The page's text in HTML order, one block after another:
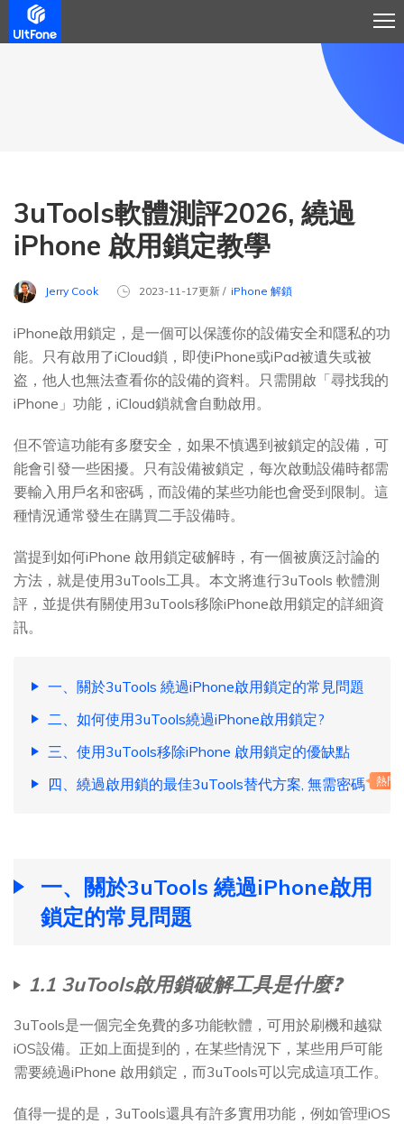
3uTools軟體測評2026, 繞過
iPhone 啟用鎖定教學
Jerry Cook 2023-11-17更新 / iPhone 解鎖
iPhone啟用鎖定，是一個可以保護你的設備安全和隱私的功
能。只有啟用了iCloud鎖，即使iPhone或iPad被遺失或被
盗，他人也無法查看你的設備的資料。只需開啟「尋找我的
iPhone」功能，iCloud鎖就會自動啟用。
但不管這功能有多麼安全，如果不慎遇到被鎖定的設備，可
能會引發一些困擾。只有設備被鎖定，每次啟動設備時都需
要輸入用戶名和密碼，而設備的某些功能也會受到限制。這
種情況通常發生在購買二手設備時。
當提到如何iPhone 啟用鎖定破解時，有一個被廣泛討論的
方法，就是使用3uTools工具。本文將進行3uTools 軟體測
評，並提供有關使用3uTools移除iPhone啟用鎖定的詳細資
訊。
一、關於3uTools 繞過iPhone啟用鎖定的常見問題
二、如何使用3uTools繞過iPhone啟用鎖定?
三、使用3uTools移除iPhone 啟用鎖定的優缺點
四、繞過啟用鎖的最佳3uTools替代方案, 無需密碼
熱門
一、關於3uTools 繞過iPhone啟用
鎖定的常見問題
1.1 3uTools啟用鎖破解工具是什麼?
3uTools是一個完全免費的多功能軟體，可用於刷機和越獄
iOS設備。正如上面提到的，在某些情況下，某些用戶可能
需要繞過iPhone 啟用鎖定，而3uTools可以完成這項工作。
值得一提的是，3uTools還具有許多實用功能，例如管理iOS